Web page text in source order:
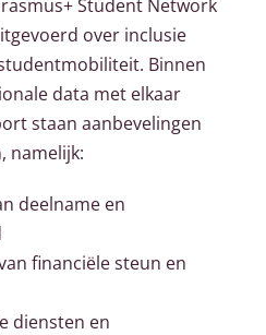
Student Network
over inclusie
Binnen
data met elkaar
staan aanbevelingen
namelijk:
deelname en
financiële steun en
diensten en